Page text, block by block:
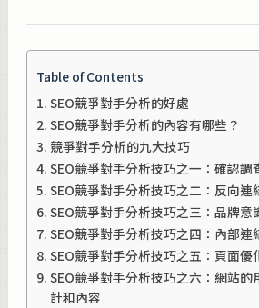
Table of Contents
SEO競爭對手分析的好處
SEO競爭對手分析的內容有哪些？
競爭對手分析的九大技巧
SEO競爭對手分析技巧之一：確認調
SEO競爭對手分析技巧之二：反向連
SEO競爭對手分析技巧之三：品牌意
SEO競爭對手分析技巧之四：內部連
SEO競爭對手分析技巧之五：頁面優
SEO競爭對手分析技巧之六：網站的
計和內容